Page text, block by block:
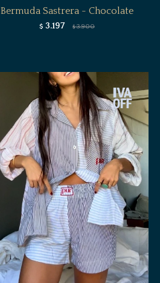
Bermuda Sastrera - Chocolate
$ 3.197 $ 3.900